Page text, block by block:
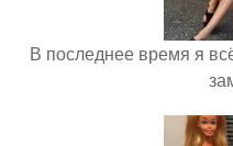
В последнее время я